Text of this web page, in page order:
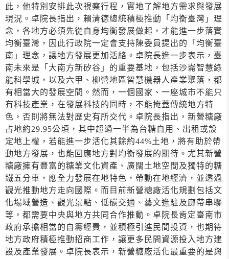
此，他特別安排此次視察行程，實地了解地方需求與發展
現況。卓院長指出，賴清德總統積極推動「均衡臺灣」理
念，各地方必須先從自身均衡發展做起，才能進一步落實
均衡臺灣，因此行政院一定會支持陳委員提出的「均衡臺
南」理念，讓地方發展更加活絡。卓院長進一步表示，臺
南未來是「大南方新矽谷」的重要基地，包括沙崙智慧綠
能科學城，以及六甲、柳營地區智慧機器人產業聚落，都
有相當大的發展空間。然而，一個國家、一座城市不能只
有科技產業，在發展科技的同時，不能掩蓋傳統地方特
色，否則將無法對歷史有所交代。卓院長指出，新營糖廠
占地約29.95公頃，其中超過一半為台糖自用、出租或設
定地上權，若能進一步活化其餘約44%土地，將有助於帶
動地方發展，也能回應地方對均衡發展的期待。尤其新營
糖廠擁有豐富的糖業文化資產、廣闊土地空間及獨特的糖
鐵五分車，應全力發展在地特色，帶動在地經濟，並透過
觀光推動地方走向國際。而目前新營糖廠活化規劃包括文
化場域營造、觀光景點、低碳交通、藝文進駐及廊帶串聯
等，都需要中央與地方共同合作推動。卓院長肯定臺南市
政府承擔相當的自籌經費，並積極引進民間投資，也期待
地方政府積極推動招商工作，讓更多民間資源投入地方建
設及產業發展。卓院長表示，新營糖廠活化最重要的是與